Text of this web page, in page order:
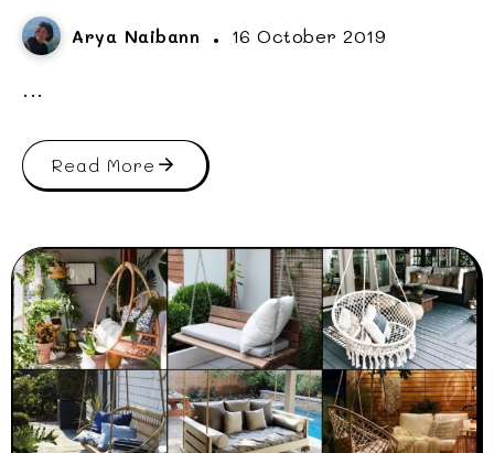
Arya Naibann 16 October 2019
...
Read More